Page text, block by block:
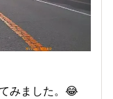
みました。😂